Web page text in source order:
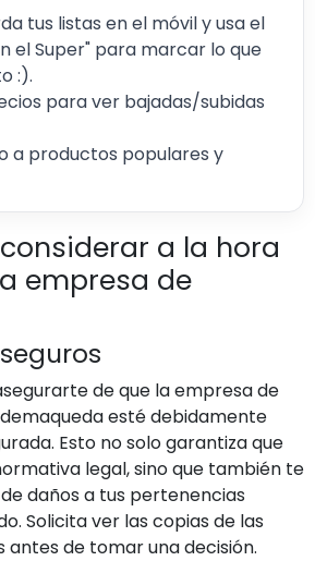
tus listas en el móvil y usa el
el Super" para marcar lo que
:).
para ver bajadas/subidas
a productos populares y
a la hora
empresa de
de que la empresa de
esté debidamente
Esto no solo garantiza que
legal, sino que también te
daños a tus pertenencias
Solicita ver las copias de las
antes de tomar una decisión.